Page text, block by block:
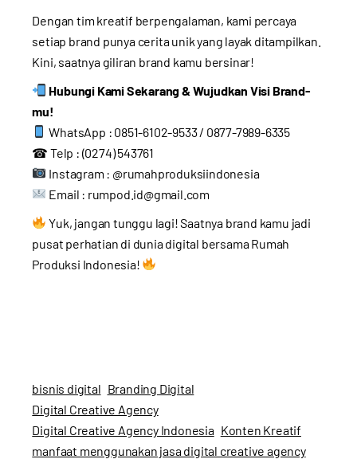
Dengan tim kreatif berpengalaman, kami percaya
setiap brand punya cerita unik yang layak ditampilkan.
Kini, saatnya giliran brand kamu bersinar!
Hubungi Kami Sekarang & Wujudkan Visi Brand-
mu!
WhatsApp : 0851-6102-9533 / 0877-7989-6335
☎ Telp : (0274) 543761
Instagram : @rumahproduksiindonesia
Email : rumpod.id@gmail.com
Yuk, jangan tunggu lagi! Saatnya brand kamu jadi
pusat perhatian di dunia digital bersama Rumah
Produksi Indonesia!
bisnis digital Branding Digital
Digital Creative Agency
Digital Creative Agency Indonesia Konten Kreatif
manfaat menggunakan jasa digital creative agency